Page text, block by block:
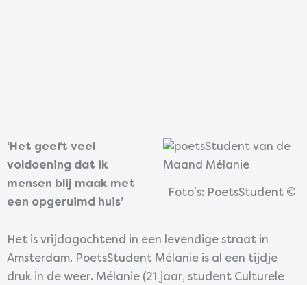
Foto’s: PoetsStudent ©
‘Het geeft veel
voldoening dat ik
mensen blij maak met
een opgeruimd huis’
Het is vrijdagochtend in een levendige straat in
Amsterdam. PoetsStudent Mélanie is al een tijdje
druk in de weer. Mélanie (21 jaar, student Culturele